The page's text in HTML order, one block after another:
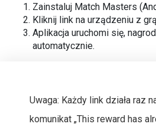
Zainstaluj Match Masters
Kliknij link na urządzeniu z
Aplikacja uruchomi się,
automatycznie.
Uwaga: Każdy link działa raz
komunikat „This reward has